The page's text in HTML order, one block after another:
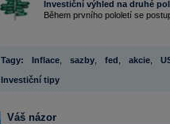
Investiční výhled na druhé
Během prvního pololetí se
Tagy: Inflace sazby fed akcie
Investiční tipy
Váš názor